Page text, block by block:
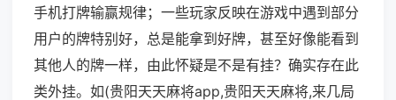
手机打牌输赢规律；一些玩家反映在游戏中遇到部分
用户的牌特别好，总是能拿到好牌，甚至好像能看到
其他人的牌一样，由此怀疑是不是有挂？确实存在此
类外挂。如(贵阳天天麻将app,贵阳天天麻将,来几局